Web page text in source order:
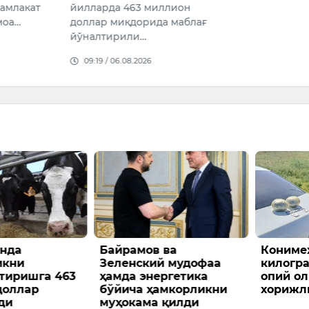
миллион
маблағ
ва
мудофаа
Конимехда 2
килограммдан ортиқ
опий олиб кетаётган
хорижлик ушланди